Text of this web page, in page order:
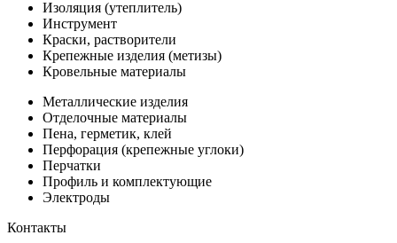
Изоляция (утеплитель)
Инструмент
Краски, растворители
Крепежные изделия (метизы)
Кровельные материалы
Металлические изделия
Отделочные материалы
Пена, герметик, клей
Перфорация (крепежные углоки)
Перчатки
Профиль и комплектующие
Электроды
Контакты